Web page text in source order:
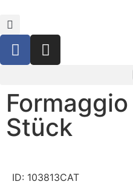
Formaggio
Stück
ID: 103813CAT